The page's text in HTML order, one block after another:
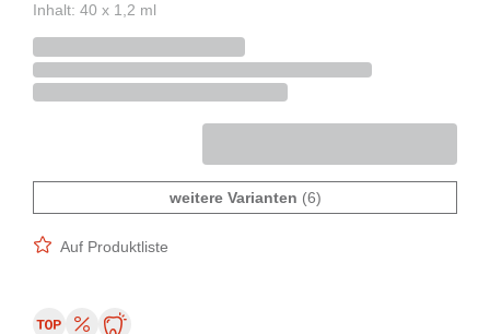
Inhalt: 40 x 1,2 ml
weitere Varianten (6)
Auf Produktliste